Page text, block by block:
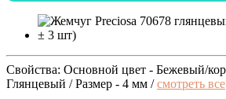
Свойства: Основной цвет - Бежевый/
Глянцевый / Размер - 4 мм /смотреть все